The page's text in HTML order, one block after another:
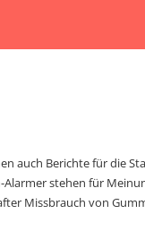
auch Berichte für die
stehen für
Missbrauch von